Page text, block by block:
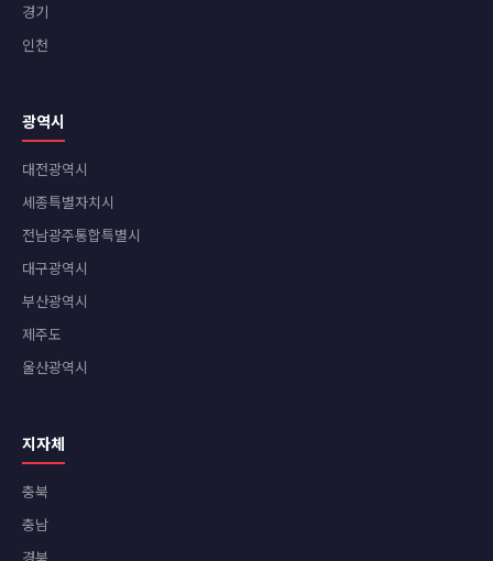
경기
인천
광역시
대전광역시
세종특별자치시
전남광주통합특별시
대구광역시
부산광역시
제주도
울산광역시
지자체
충북
충남